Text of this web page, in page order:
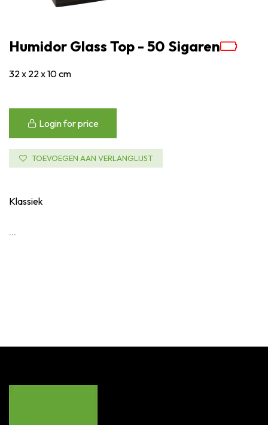
Humidor Glass Top - 50 Sigaren
32 x 22 x 10 cm
Login for price
TOEVOEGEN AAN VERLANGLIJST
Klassiek
...